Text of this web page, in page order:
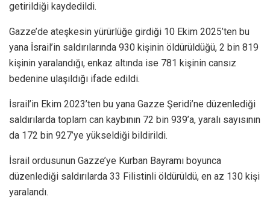
getirildiği kaydedildi.
Gazze’de ateşkesin yürürlüğe girdiği 10 Ekim 2025’ten bu
yana İsrail’in saldırılarında 930 kişinin öldürüldüğü, 2 bin 819
kişinin yaralandığı, enkaz altında ise 781 kişinin cansız
bedenine ulaşıldığı ifade edildi.
İsrail’in Ekim 2023’ten bu yana Gazze Şeridi’ne düzenlediği
saldırılarda toplam can kaybının 72 bin 939’a, yaralı sayısının
da 172 bin 927’ye yükseldiği bildirildi.
İsrail ordusunun Gazze’ye Kurban Bayramı boyunca
düzenlediği saldırılarda 33 Filistinli öldürüldü, en az 130 kişi
yaralandı.